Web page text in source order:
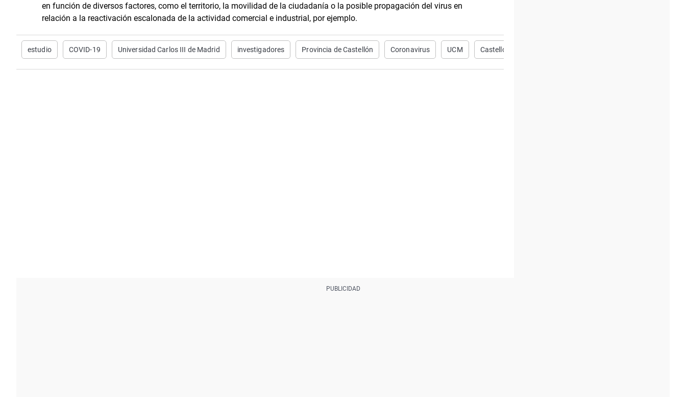
en función de diversos factores, como el territorio, la movilidad de la ciudadanía o la posible propagación del virus en
relación a la reactivación escalonada de la actividad comercial e industrial, por ejemplo.
estudio COVID-19 Universidad Carlos III de Madrid investigadores Provincia de Castellón Coronavirus UCM Castellón